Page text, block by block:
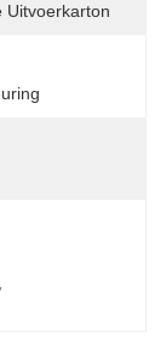
Uitvoerkarton